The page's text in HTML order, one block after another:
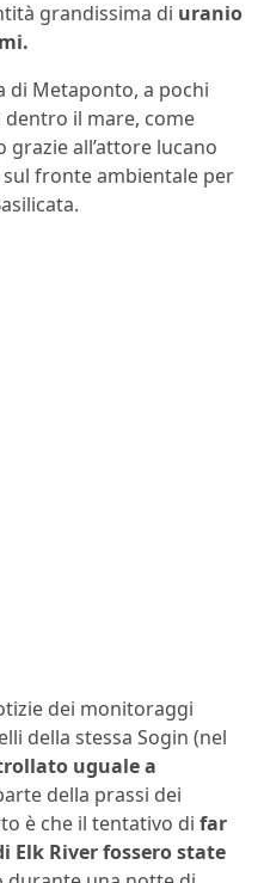
grandissima di uranio
di Metaponto, a pochi
il mare, come
all’attore lucano
fronte ambientale per
dei monitoraggi
della stessa Sogin (nel
uguale a
della prassi dei
è che il tentativo di far
Elk River fossero state